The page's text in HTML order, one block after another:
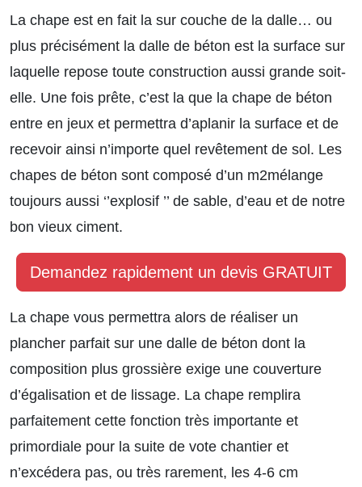
La chape est en fait la sur couche de la dalle… ou
plus précisément la dalle de béton est la surface sur
laquelle repose toute construction aussi grande soit-
elle. Une fois prête, c’est la que la chape de béton
entre en jeux et permettra d’aplanir la surface et de
recevoir ainsi n’importe quel revêtement de sol. Les
chapes de béton sont composé d’un m2mélange
toujours aussi ‘’explosif ’’ de sable, d’eau et de notre
bon vieux ciment.
Demandez rapidement un devis GRATUIT
La chape vous permettra alors de réaliser un
plancher parfait sur une dalle de béton dont la
composition plus grossière exige une couverture
d’égalisation et de lissage. La chape remplira
parfaitement cette fonction très importante et
primordiale pour la suite de vote chantier et
n’excédera pas, ou très rarement, les 4-6 cm